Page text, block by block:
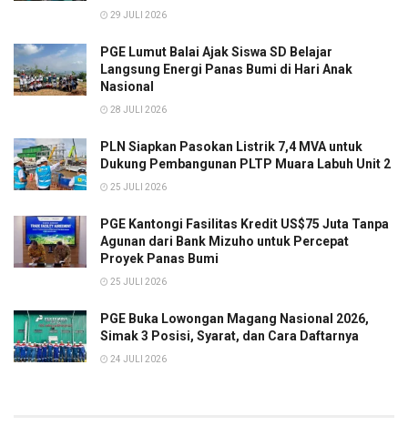
29 JULI 2026
PGE Lumut Balai Ajak Siswa SD Belajar
Langsung Energi Panas Bumi di Hari Anak
Nasional
28 JULI 2026
PLN Siapkan Pasokan Listrik 7,4 MVA untuk
Dukung Pembangunan PLTP Muara Labuh Unit 2
25 JULI 2026
PGE Kantongi Fasilitas Kredit US$75 Juta Tanpa
Agunan dari Bank Mizuho untuk Percepat
Proyek Panas Bumi
25 JULI 2026
PGE Buka Lowongan Magang Nasional 2026,
Simak 3 Posisi, Syarat, dan Cara Daftarnya
24 JULI 2026